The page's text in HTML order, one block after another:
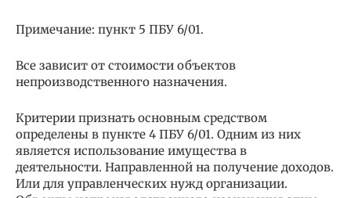
Примечание: пункт 5 ПБУ 6/01.
Все зависит от стоимости объектов
непроизводственного назначения.
Критерии признать основным средством
определены в пункте 4 ПБУ 6/01. Одним из них
является использование имущества в
деятельности. Направленной на получение доходов.
Или для управленческих нужд организации.